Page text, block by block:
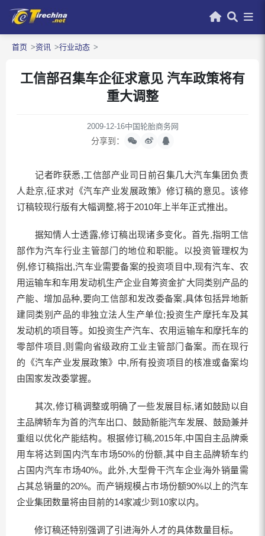
首页 资讯 行业动态
工信部召集车企征求意见 汽车政策将有
重大调整
2009-12-16中国轮胎商务网
分享到：
记者昨获悉,工信部产业司日前召集几大汽车集团负责
人赴京,征求对《汽车产业发展政策》修订稿的意见。该修
订稿较现行版有大幅调整,将于2010年上半年正式推出。
据知情人士透露,修订稿出现诸多变化。首先,指明工信
部作为汽车行业主管部门的地位和职能。以投资管理权为
例,修订稿指出,汽车业需要备案的投资项目中,现有汽车、农
用运输车和车用发动机生产企业自筹资金扩大同类别产品的
产能、增加品种,要向工信部和发改委备案,具体包括异地新
建同类别产品的非独立法人生产单位;投资生产摩托车及其
发动机的项目等。如投资生产汽车、农用运输车和摩托车的
零部件项目,则需向省级政府工业主管部门备案。而在现行
的《汽车产业发展政策》中,所有投资项目的核准或备案均
由国家发改委掌握。
其次,修订稿调整或明确了一些发展目标,诸如鼓励以自
主品牌轿车为首的汽车出口、鼓励新能汽车发展、鼓励兼并
重组以优化产能结构。根据修订稿,2015年,中国自主品牌乘
用车将达到国内汽车市场50%的份额,其中自主品牌轿车约
占国内汽车市场40%。此外,大型骨干汽车企业海外销量需
占其总销量的20%。而产销规模占市场份额90%以上的汽车
企业集团数量将由目前的14家减少到10家以内。
修订稿还特别强调了引进海外人才的具体数量目标。